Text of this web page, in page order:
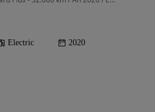
Electric 2020